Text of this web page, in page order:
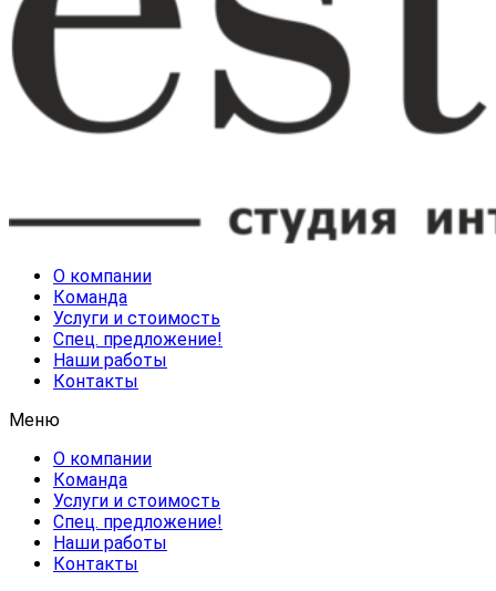
О компании
Команда
Услуги и стоимость
Спец. предложение!
Наши работы
Контакты
Меню
О компании
Команда
Услуги и стоимость
Спец. предложение!
Наши работы
Контакты